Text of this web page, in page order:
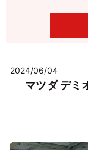
2024/06/04
マツダ デ